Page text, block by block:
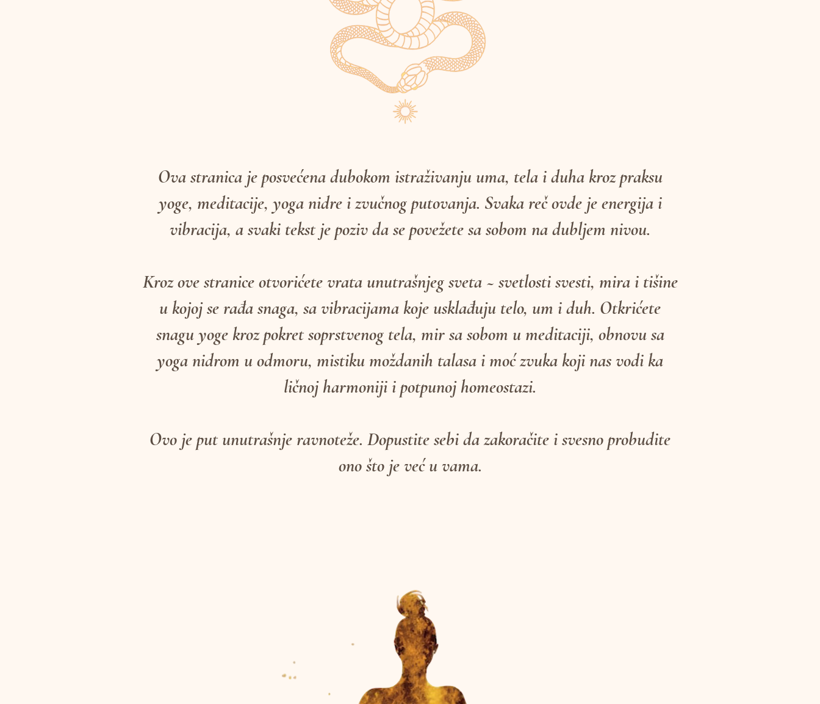
Ova stranica je posvećena dubokom istraživanju uma, tela i duha kroz praksu
yoge, meditacije, yoga nidre i zvučnog putovanja. Svaka reč ovde je energija i
vibracija, a svaki tekst je poziv da se povežete sa sobom na dubljem nivou.
Kroz ove stranice otvorićete vrata unutrašnjeg sveta ~ svetlosti svesti, mira i tišine
u kojoj se rađa snaga, sa vibracijama koje usklađuju telo, um i duh. Otkrićete
snagu yoge kroz pokret soprstvenog tela, mir sa sobom u meditaciji, obnovu sa
yoga nidrom u odmoru, mistiku moždanih talasa i moć zvuka koji nas vodi ka
ličnoj harmoniji i potpunoj homeostazi.
Ovo je put unutrašnje ravnoteže. Dopustite sebi da zakoračite i svesno probudite
ono što je već u vama.